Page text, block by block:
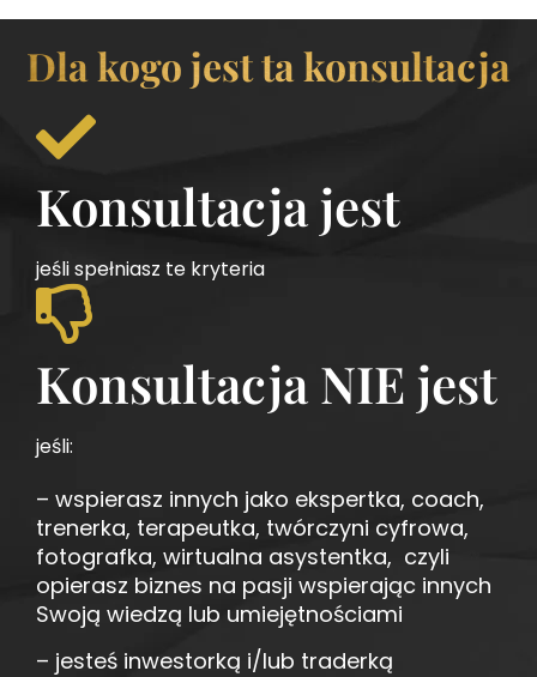
Dla kogo jest ta konsultacja
Konsultacja jest
jeśli spełniasz te kryteria
Konsultacja NIE jest
jeśli:
– wspierasz innych jako ekspertka, coach,
trenerka, terapeutka, twórczyni cyfrowa,
fotografka, wirtualna asystentka, czyli
opierasz biznes na pasji wspierając innych
Swoją wiedzą lub umiejętnościami
– jesteś inwestorką i/lub traderką